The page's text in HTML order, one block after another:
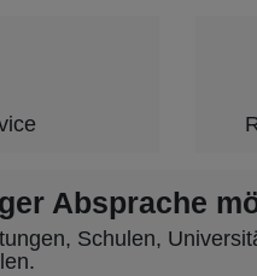
Absprache
Schulen,